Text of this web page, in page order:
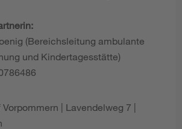
(Bereichsleitung ambulante
und Kindertagesstätte)
| Lavendelweg 7 |